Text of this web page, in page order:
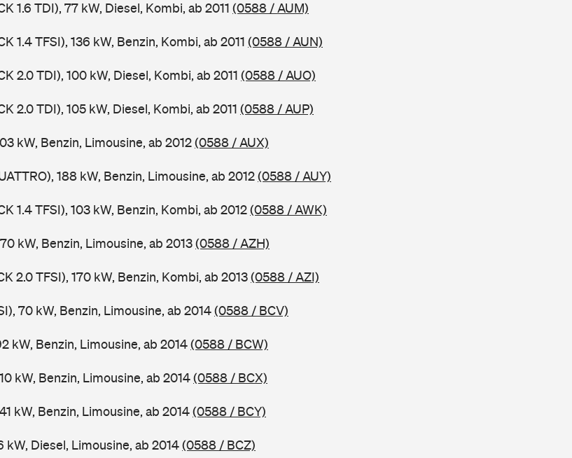
1.6 TDI), 77 kW, Diesel, Kombi, ab 2011 (0588 / AUM)
1.4 TFSI), 136 kW, Benzin, Kombi, ab 2011 (0588 / AUN)
2.0 TDI), 100 kW, Diesel, Kombi, ab 2011 (0588 / AUO)
2.0 TDI), 105 kW, Diesel, Kombi, ab 2011 (0588 / AUP)
kW, Benzin, Limousine, ab 2012(0588 / AUX)
188 kW, Benzin, Limousine, ab 2012(0588 / AUY)
1.4 TFSI), 103 kW, Benzin, Kombi, ab 2012(0588 / AWK)
kW, Benzin, Limousine, ab 2013(0588 / AZH)
2.0 TFSI), 170 kW, Benzin, Kombi, ab 2013(0588 / AZI)
70 kW, Benzin, Limousine, ab 2014(0588 / BCV)
kW, Benzin, Limousine, ab 2014(0588 / BCW)
kW, Benzin, Limousine, ab 2014(0588 / BCX)
kW, Benzin, Limousine, ab 2014(0588 / BCY)
kW, Diesel, Limousine, ab 2014(0588 / BCZ)